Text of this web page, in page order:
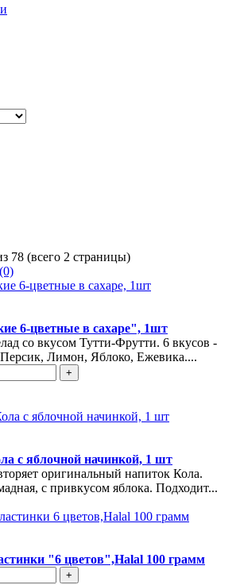
78 (всего 2 страницы)
6-цветные в сахаре", 1шт
со вкусом Тутти-Фрутти. 6 вкусов -
Лимон, Яблоко, Ежевика....
+
с яблочной начинкой, 1 шт
оригинальный напиток Кола.
с привкусом яблока. Подходит...
"6 цветов",Halal 100 грамм
+